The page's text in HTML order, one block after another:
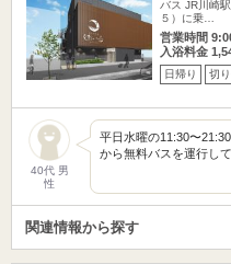
バス JR川崎
５）に乗…
営業時間
入浴料金
日帰り 切
40代 男
性
平日水曜の11:30〜
から無料バスを運行し
関連情報から探す